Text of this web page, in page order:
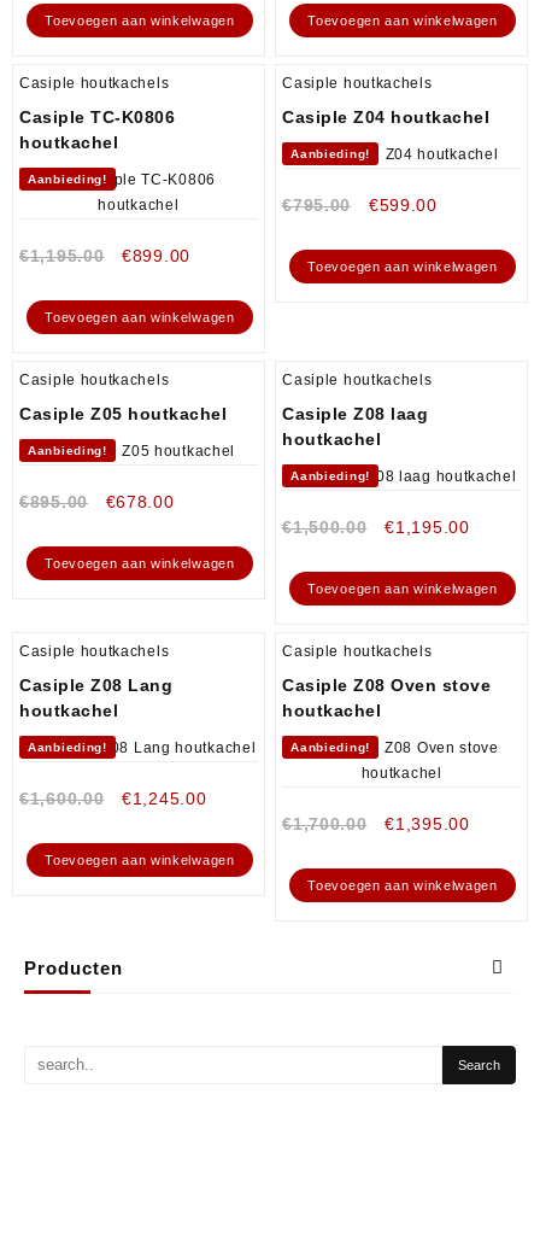
Producten
Toevoegen aan winkelwagen Toevoegen aan winkelwagen
Casiple houtkachels
Casiple TC-K0806
houtkachel
Aanbieding!
€1,195.00 €899.00
Toevoegen aan winkelwagen
Casiple houtkachels
Casiple Z04 houtkachel
Aanbieding!
€795.00 €599.00
Toevoegen aan winkelwagen
Casiple houtkachels
Casiple Z05 houtkachel
Aanbieding!
€895.00 €678.00
Toevoegen aan winkelwagen
Casiple houtkachels
Casiple Z08 laag
houtkachel
Aanbieding!
€1,500.00 €1,195.00
Toevoegen aan winkelwagen
Casiple houtkachels
Casiple Z08 Lang
houtkachel
Aanbieding!
€1,600.00 €1,245.00
Toevoegen aan winkelwagen
Casiple houtkachels
Casiple Z08 Oven stove
houtkachel
Aanbieding!
€1,700.00 €1,395.00
Toevoegen aan winkelwagen